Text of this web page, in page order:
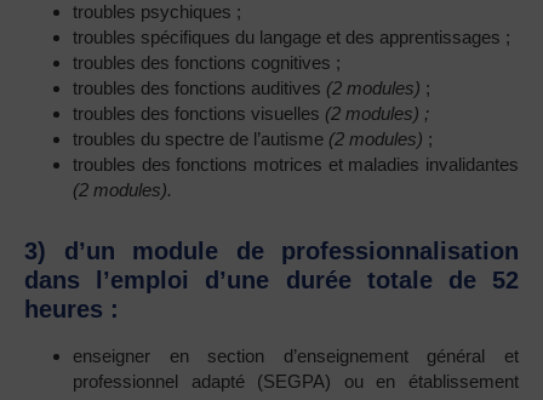
troubles psychiques ;
troubles spécifiques du langage et des apprentissages ;
troubles des fonctions cognitives ;
troubles des fonctions auditives (2 modules) ;
troubles des fonctions visuelles (2 modules) ;
troubles du spectre de l’autisme (2 modules) ;
troubles des fonctions motrices et maladies invalidantes
(2 modules).
3) d’un module de professionnalisation
dans l’emploi d’une durée totale de 52
heures :
enseigner en section d’enseignement général et
professionnel adapté (SEGPA) ou en établissement